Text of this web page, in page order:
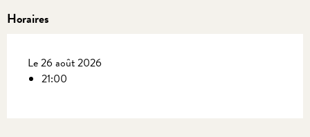
Horaires
Le 26 août 2026
21:00